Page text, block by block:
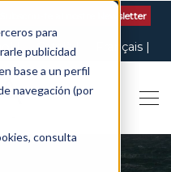
para
publicidad
base a un perfil
navegación (por
consulta
Subscriu-te al nostre Newsletter
Català Français